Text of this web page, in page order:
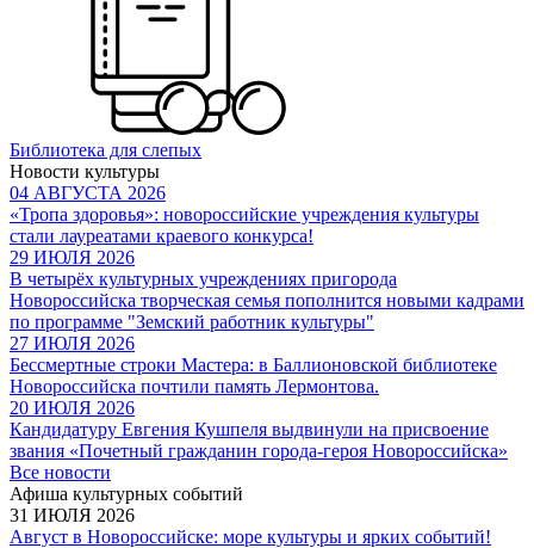
Библиотека для слепых
Новости культуры
04 АВГУСТА 2026
«Тропа здоровья»: новороссийские учреждения культуры
стали лауреатами краевого конкурса!
29 ИЮЛЯ 2026
В четырёх культурных учреждениях пригорода
Новороссийска творческая семья пополнится новыми кадрами
по программе "Земский работник культуры"
27 ИЮЛЯ 2026
Бессмертные строки Мастера: в Баллионовской библиотеке
Новороссийска почтили память Лермонтова.
20 ИЮЛЯ 2026
Кандидатуру Евгения Кушпеля выдвинули на присвоение
звания «Почетный гражданин города-героя Новороссийска»
Все новости
Афиша культурных событий
31 ИЮЛЯ 2026
Август в Новороссийске: море культуры и ярких событий!